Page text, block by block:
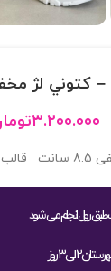
۳.۲۰۰.۰۰۰
روال انجام می شود